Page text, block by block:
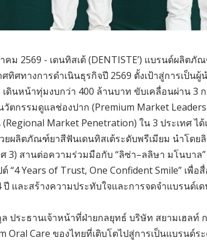
คม 2569 - เดนทิสเต้ (DENTISTE’) แบรนด์ผลิ
ศทิศทางการดำเนินธุรกิจปี 2569 ตั้งเป้าสู่การเป็
เดินหน้าทุ่มงบกว่า 400 ล้านบาท ขับเคลื่อนผ่าน 3
ตกรรมดูแลช่องปาก (Premium Market
(Regional Market Penetration) ใน 3 ประเทศ
ยผลิตภัณฑ์ยาสีฟันเดนทิสเต้ระดับพรีเมียม นำโดย
3) สานต่อความร่วมมือกับ “ลิซ่า–ลลิษา มโนบาล
“4 Years of Trust, One Confident Smile” เพื่
และสร้างความประทับใจและการจดจำแบรนด์เ
ประธานเจ้าหน้าที่ฝ่ายกลยุทธ์ บริษัท สยามเฮลท์ ก
Oral Care ของไทยที่เติบโตไปสู่การเป็นแบรนด์